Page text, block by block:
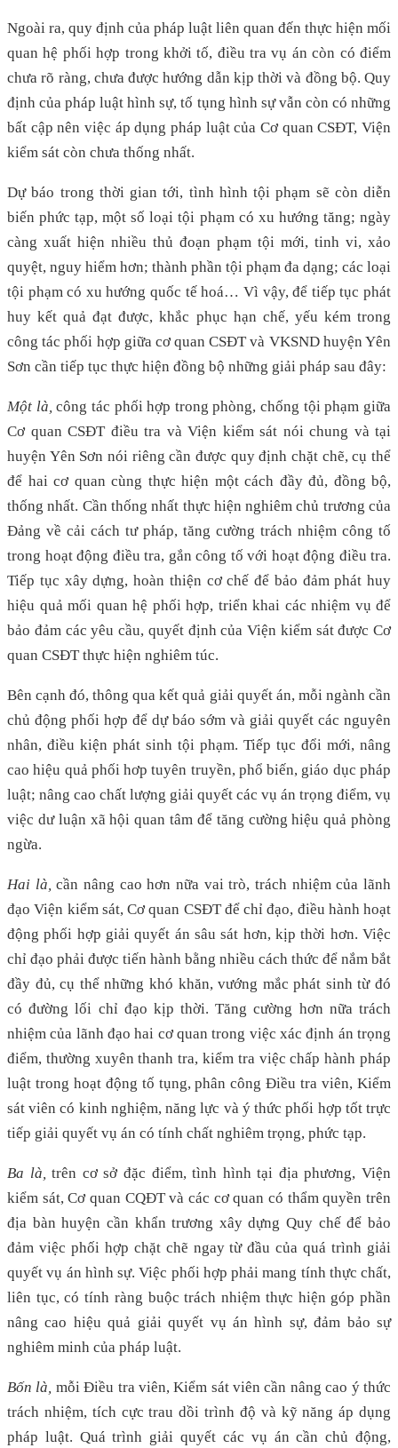
Ngoài ra, quy định của pháp luật liên quan đến thực hiện mối
quan hệ phối hợp trong khởi tố, điều tra vụ án còn có điểm
chưa rõ ràng, chưa được hướng dẫn kịp thời và đồng bộ. Quy
định của pháp luật hình sự, tố tụng hình sự vẫn còn có những
bất cập nên việc áp dụng pháp luật của Cơ quan CSĐT, Viện
kiểm sát còn chưa thống nhất.
Dự báo trong thời gian tới, tình hình tội phạm sẽ còn diễn
biến phức tạp, một số loại tội phạm có xu hướng tăng; ngày
càng xuất hiện nhiều thủ đoạn phạm tội mới, tinh vi, xảo
quyệt, nguy hiểm hơn; thành phần tội phạm đa dạng; các loại
tội phạm có xu hướng quốc tế hoá… Vì vậy, để tiếp tục phát
huy kết quả đạt được, khắc phục hạn chế, yếu kém trong
công tác phối hợp giữa cơ quan CSĐT và VKSND huyện Yên
Sơn cần tiếp tục thực hiện đồng bộ những giải pháp sau đây:
Một là, công tác phối hợp trong phòng, chống tội phạm giữa
Cơ quan CSĐT điều tra và Viện kiểm sát nói chung và tại
huyện Yên Sơn nói riêng cần được quy định chặt chẽ, cụ thể
để hai cơ quan cùng thực hiện một cách đầy đủ, đồng bộ,
thống nhất. Cần thống nhất thực hiện nghiêm chủ trương của
Đảng về cải cách tư pháp, tăng cường trách nhiệm công tố
trong hoạt động điều tra, gắn công tố với hoạt động điều tra.
Tiếp tục xây dựng, hoàn thiện cơ chế để bảo đảm phát huy
hiệu quả mối quan hệ phối hợp, triển khai các nhiệm vụ để
bảo đảm các yêu cầu, quyết định của Viện kiểm sát được Cơ
quan CSĐT thực hiện nghiêm túc.
Bên cạnh đó, thông qua kết quả giải quyết án, mỗi ngành cần
chủ động phối hợp để dự báo sớm và giải quyết các nguyên
nhân, điều kiện phát sinh tội phạm. Tiếp tục đổi mới, nâng
cao hiệu quả phối hơp tuyên truyền, phổ biến, giáo dục pháp
luật; nâng cao chất lượng giải quyết các vụ án trọng điểm, vụ
việc dư luận xã hội quan tâm để tăng cường hiệu quả phòng
ngừa.
Hai là, cần nâng cao hơn nữa vai trò, trách nhiệm của lãnh
đạo Viện kiểm sát, Cơ quan CSĐT để chỉ đạo, điều hành hoạt
động phối hợp giải quyết án sâu sát hơn, kịp thời hơn. Việc
chỉ đạo phải được tiến hành bằng nhiều cách thức để nắm bắt
đầy đủ, cụ thể những khó khăn, vướng mắc phát sinh từ đó
có đường lối chỉ đạo kịp thời. Tăng cường hơn nữa trách
nhiệm của lãnh đạo hai cơ quan trong việc xác định án trọng
điểm, thường xuyên thanh tra, kiểm tra việc chấp hành pháp
luật trong hoạt động tố tụng, phân công Điều tra viên, Kiểm
sát viên có kinh nghiệm, năng lực và ý thức phối hợp tốt trực
tiếp giải quyết vụ án có tính chất nghiêm trọng, phức tạp.
Ba là, trên cơ sở đặc điểm, tình hình tại địa phương, Viện
kiểm sát, Cơ quan CQĐT và các cơ quan có thẩm quyền trên
địa bàn huyện cần khẩn trương xây dựng Quy chế để bảo
đảm việc phối hợp chặt chẽ ngay từ đầu của quá trình giải
quyết vụ án hình sự. Việc phối hợp phải mang tính thực chất,
liên tục, có tính ràng buộc trách nhiệm thực hiện góp phần
nâng cao hiệu quả giải quyết vụ án hình sự, đảm bảo sự
nghiêm minh của pháp luật.
Bốn là, mỗi Điều tra viên, Kiểm sát viên cần nâng cao ý thức
trách nhiệm, tích cực trau dồi trình độ và kỹ năng áp dụng
pháp luật. Quá trình giải quyết các vụ án cần chủ động,